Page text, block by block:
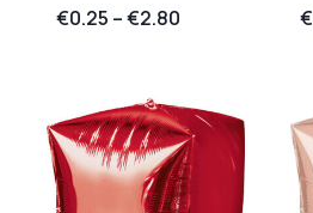
€0.25 –€2.80
€